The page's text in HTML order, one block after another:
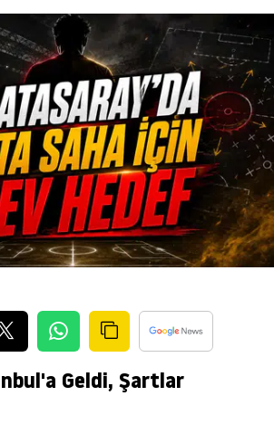
Geldi, Şartlar